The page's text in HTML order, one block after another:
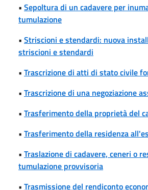
• Sepoltura di un cadavere per
tumulazione
• Striscioni e stendardi: nuova
striscioni e stendardi
• Trascrizione di atti di stato civile
• Trascrizione di una negoziazione
• Trasferimento della proprietà del
• Trasferimento della residenza
• Traslazione di cadavere, ceneri o
tumulazione provvisoria
• Trasmissione del rendiconto